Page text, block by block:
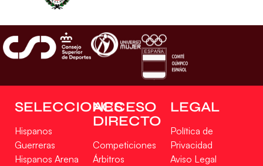
SELECCIONES
Hispanos
Guerreras
Hispanos Arena
ACCESO
DIRECTO
Competiciones
Árbitros
LEGAL
Política de
Privacidad
Aviso Legal